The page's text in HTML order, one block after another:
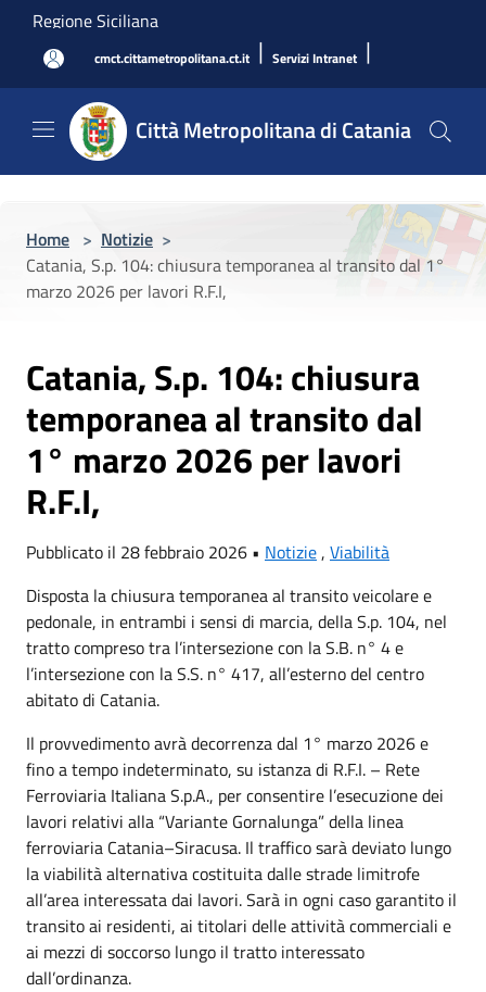
Salta al contenuto principale
Regione Siciliana
cmct.cittametropolitana.ct.it | Servizi Intranet |
Città Metropolitana di Catania
Home > Notizie >
Catania, S.p. 104: chiusura temporanea al transito dal 1°
marzo 2026 per lavori R.F.I,
Catania, S.p. 104: chiusura
temporanea al transito dal
1° marzo 2026 per lavori
R.F.I,
Pubblicato il 28 febbraio 2026 • Notizie, Viabilità
Disposta la chiusura temporanea al transito veicolare e
pedonale, in entrambi i sensi di marcia, della S.p. 104, nel
tratto compreso tra l’intersezione con la S.B. n° 4 e
l’intersezione con la S.S. n° 417, all’esterno del centro
abitato di Catania.
Il provvedimento avrà decorrenza dal 1° marzo 2026 e
fino a tempo indeterminato, su istanza di R.F.I. – Rete
Ferroviaria Italiana S.p.A., per consentire l’esecuzione dei
lavori relativi alla “Variante Gornalunga” della linea
ferroviaria Catania–Siracusa. Il traffico sarà deviato lungo
la viabilità alternativa costituita dalle strade limitrofe
all’area interessata dai lavori. Sarà in ogni caso garantito il
transito ai residenti, ai titolari delle attività commerciali e
ai mezzi di soccorso lungo il tratto interessato
dall’ordinanza.